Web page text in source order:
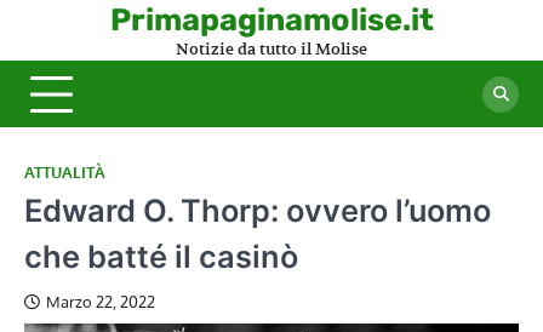
content
Primapaginamolise.it
Notizie da tutto il Molise
ATTUALITÀ
Edward O. Thorp: ovvero l’uomo
che batté il casinò
Marzo 22, 2022